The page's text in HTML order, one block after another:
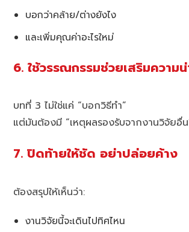
บอกว่าคล้าย/ต่างยังไง
และเพิ่มคุณค่าอะไรใหม่
6. ใช้วรรณกรรมช่วยเสริมความ
บทที่ 3 ไม่ใช่แค่ “บอกวิธีทำ”
แต่มันต้องมี “เหตุผลรองรับจากงานวิจัยอื่
7. ปิดท้ายให้ชัด อย่าปล่อยค้าง
ต้องสรุปให้เห็นว่า:
งานวิจัยนี้จะเดินไปทิศไหน